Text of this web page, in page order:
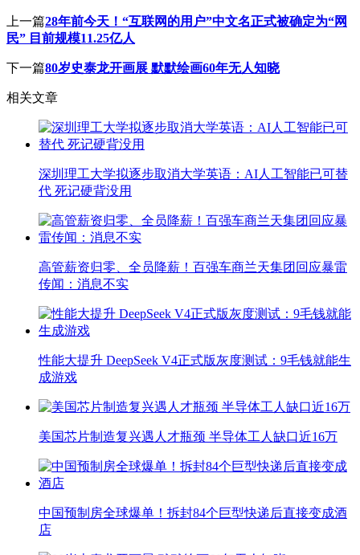
上一篇28年前今天！“互联网的用户”中文名正式被确定为“网
民” 目前规模11.25亿人
下一篇80岁史泰龙开画展 默默绘画60年无人知晓
相关文章
深圳理工大学拟逐步取消大学英语：AI人工智能已可替
代 死记硬背没用
高管薪资归零、全员降薪！百强车商兰天集团回应暴雷
传闻：消息不实
性能大提升 DeepSeek V4正式版灰度测试：9毛钱就能生
成游戏
美国芯片制造复兴遇人才瓶颈 半导体工人缺口近16万
中国预制房全球爆单！拆封84个巨型快递后直接变成酒
店